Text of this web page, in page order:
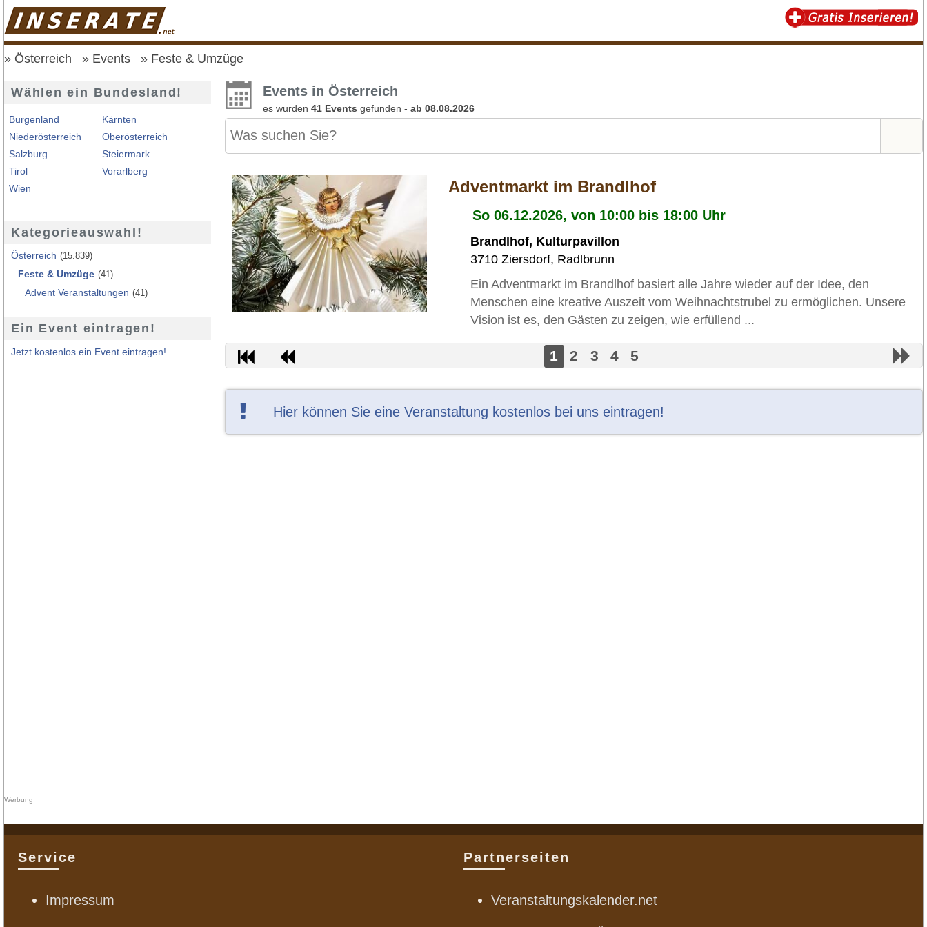
Österreich Events Feste & Umzüge
Events in Österreich
es wurden 41 Events gefunden - ab 08.08.2026
Adventmarkt im Brandlhof
So 06.12.2026, von 10:00 bis 18:00 Uhr
Brandlhof, Kulturpavillon
3710 Ziersdorf, Radlbrunn
Ein Adventmarkt im Brandlhof basiert alle Jahre wieder auf der Idee, den
Menschen eine kreative Auszeit vom Weihnachtstrubel zu ermöglichen. Unsere
Vision ist es, den Gästen zu zeigen, wie erfüllend ...
1 2 3 4 5
Hier können Sie eine Veranstaltung kostenlos bei uns eintragen!
Wählen ein Bundesland!
Burgenland
Kärnten
Niederösterreich
Oberösterreich
Salzburg
Steiermark
Tirol
Vorarlberg
Wien
Kategorieauswahl!
Österreich (15.839)
Feste & Umzüge (41)
Advent Veranstaltungen (41)
Ein Event eintragen!
Jetzt kostenlos ein Event eintragen!
Service
Impressum
Partnerseiten
Veranstaltungskalender.net